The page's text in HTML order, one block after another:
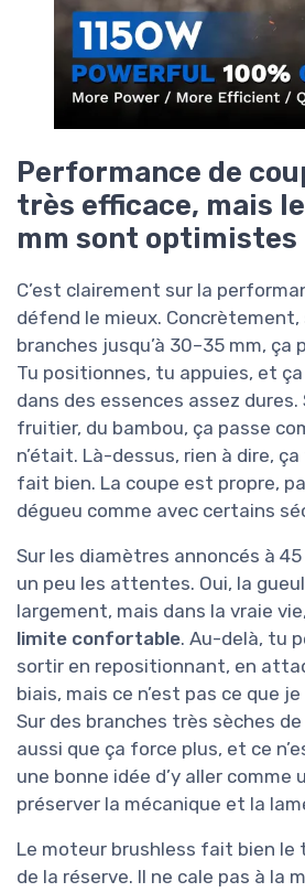
Performance de
très efficace, mais
mm sont optimistes
C’est clairement sur la
défend le mieux.
branches jusqu’à 30–35 mm, ça
Tu positionnes, tu appuies, et
dans des essences assez dures.
fruitier, du bambou, ça passe
n’était. Là-dessus, rien à dire,
fait bien. La coupe est propre,
dégueu comme avec certains
Sur les diamètres annoncés à
un peu les attentes. Oui, la
largement, mais dans la vraie vie,
limite confortable. Au-delà, tu
sortir en repositionnant, en
biais, mais ce n’est pas ce que
Sur des branches très sèches
aussi que ça force plus, et ce
une bonne idée d’y aller comme
préserver la mécanique et la
Le moteur brushless fait bien le
de la réserve. Il ne cale pas à la